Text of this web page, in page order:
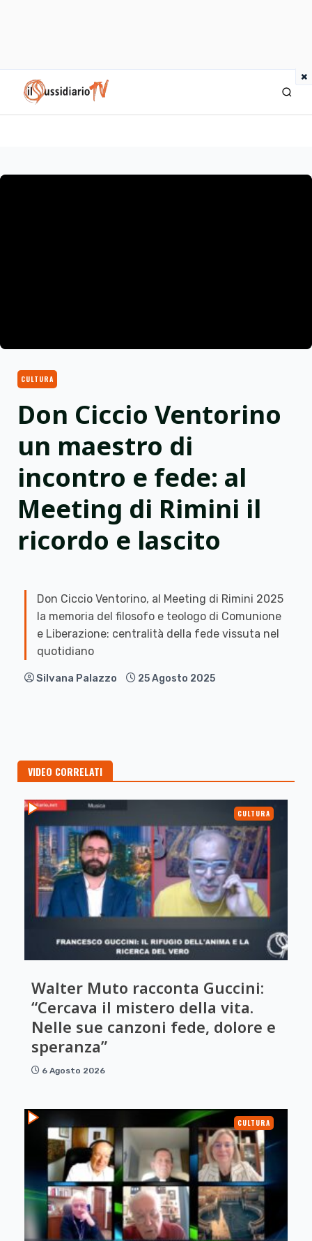
×
IlSussidiario TV
CULTURA
Don Ciccio Ventorino
un maestro di
incontro e fede: al
Meeting di Rimini il
ricordo e lascito
Don Ciccio Ventorino, al Meeting di Rimini 2025
la memoria del filosofo e teologo di Comunione
e Liberazione: centralità della fede vissuta nel
quotidiano
Silvana Palazzo 25 Agosto 2025
VIDEO CORRELATI
CULTURA
Walter Muto racconta Guccini:
“Cercava il mistero della vita.
Nelle sue canzoni fede, dolore e
speranza”
6 Agosto 2026
CULTURA